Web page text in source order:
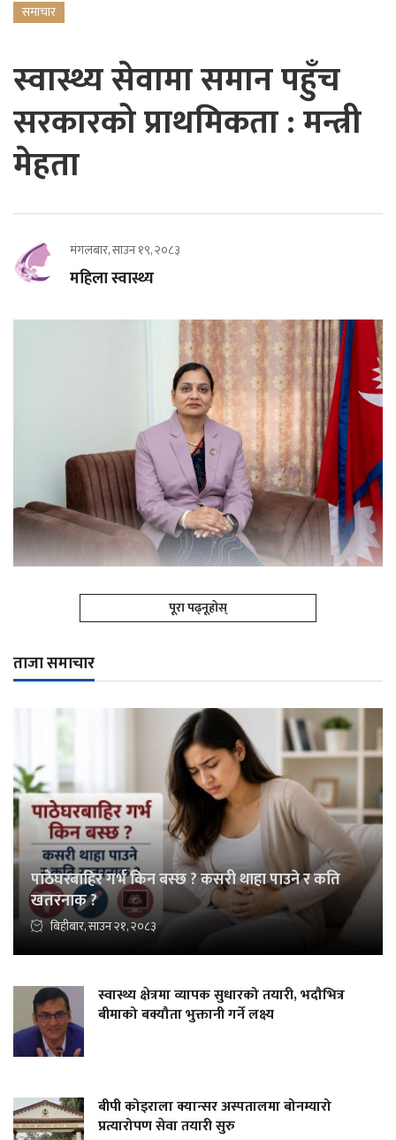
समाचार
स्वास्थ्य सेवामा समान पहुँच
सरकारको प्राथमिकता : मन्त्री
मेहता
मंगलबार, साउन १९, २०८३
महिला स्वास्थ्य
पूरा पढ्नूहोस्
ताजा समाचार
पाठेघरबाहिर गर्भ किन बस्छ ? कसरी थाहा पाउने र कति
खतरनाक ?
बिहीबार, साउन २१, २०८३
स्वास्थ्य क्षेत्रमा व्यापक सुधारको तयारी, भदौभित्र
बीमाको बक्यौता भुक्तानी गर्ने लक्ष्य
बीपी कोइराला क्यान्सर अस्पतालमा बोनम्यारो
प्रत्यारोपण सेवा तयारी सुरु